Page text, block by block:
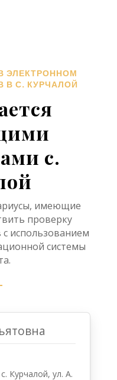
ЭЛЕКТРОННОМ
В С. КУРЧАЛОЙ
с.
имеющие
проверку
использованием
системы
Курчалой, ул. А.